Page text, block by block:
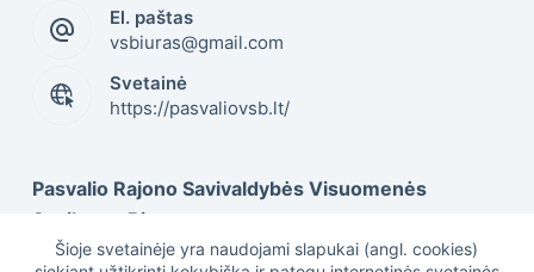
Šioje svetainėje yra naudojami slapukai (angl. cookies)
El. paštas
vsbiuras@gmail.com
Svetainė
https://pasvaliovsb.lt/
Pasvalio Rajono Savivaldybės Visuomenės
Sveikatos Biuras